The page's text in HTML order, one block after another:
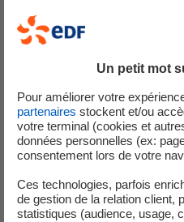
Vérifier la tenue des
Analyser les avaries
Dimensionner
électriques en phase
Un petit mot
Pour améliorer votre
partenaires stockent et/ou
votre terminal (cookies et
données personnelles (ex:
consentement lors de votre
Ces technologies, parfois
de gestion de la relation client,
statistiques (audience, usage,